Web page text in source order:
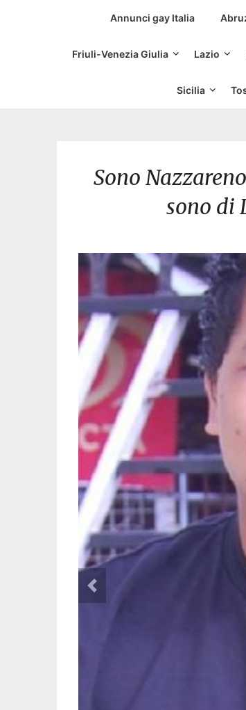
Siti
Annunci gay Italia
Friuli-Venezia Giulia Lazio
Sicilia
Sono
sono di